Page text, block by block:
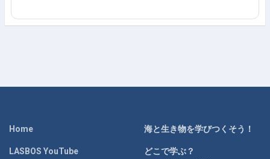
Home
LASBOS YouTube
海と生き物を学びつくそう！
どこで学ぶ？